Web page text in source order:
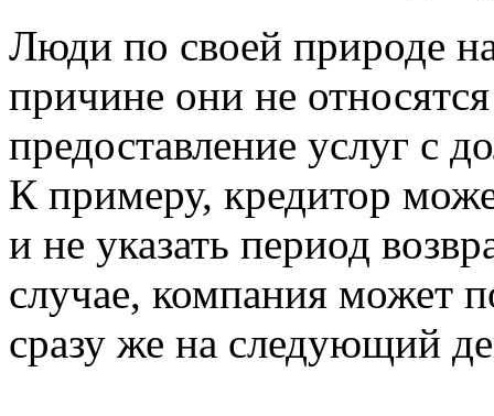
Люди по своей природе
причине они не
предоставление услуг с
К примеру, кредитор
и не указать период
случае, компания может
сразу же на следующий